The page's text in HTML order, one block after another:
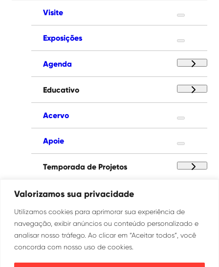
Valorizamos sua privacidade
Utilizamos cookies para aprimorar sua experiência de
navegação, exibir anúncios ou conteúdo personalizado e
analisar nosso tráfego. Ao clicar em “Aceitar todos”, você
concorda com nosso uso de cookies.
Visite
Exposições
Agenda
Educativo
Acervo
Apoie
Temporada de Projetos
Paço das Artes
Institucional